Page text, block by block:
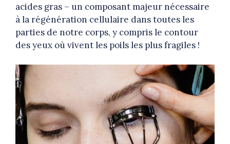
acides gras – un composant majeur nécessaire
à la régénération cellulaire dans toutes les
parties de notre corps, y compris le contour
des yeux où vivent les poils les plus fragiles !